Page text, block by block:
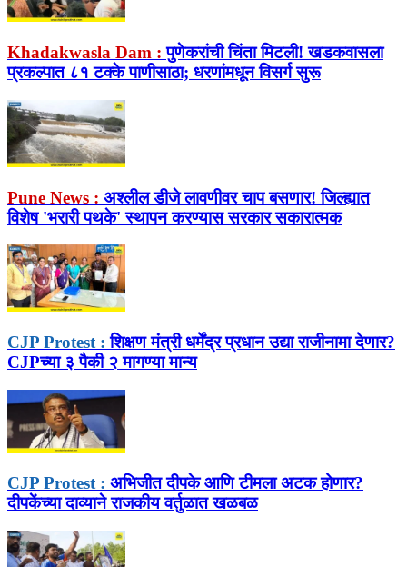
Khadakwasla Dam : पुणेकरांची चिंता मिटली! खडकवासला
प्रकल्पात ८१ टक्के पाणीसाठा; धरणांमधून विसर्ग सुरू
Pune News : अश्लील डीजे लावणीवर चाप बसणार! जिल्ह्यात
विशेष 'भरारी पथके' स्थापन करण्यास सरकार सकारात्मक
CJP Protest : शिक्षण मंत्री धर्मेंद्र प्रधान उद्या राजीनामा देणार?
CJPच्या ३ पैकी २ मागण्या मान्य
CJP Protest : अभिजीत दीपके आणि टीमला अटक होणार?
दीपकेंच्या दाव्याने राजकीय वर्तुळात खळबळ